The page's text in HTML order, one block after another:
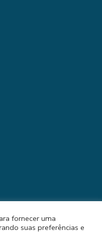
fornecer uma
suas preferências e